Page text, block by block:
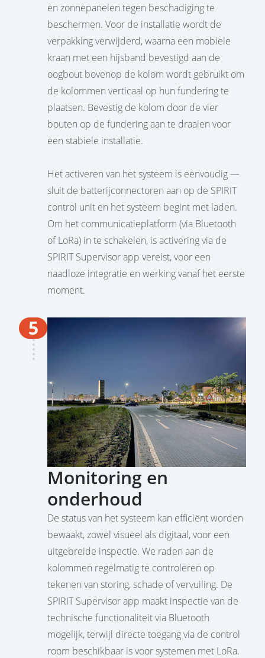
en zonnepanelen tegen beschadiging te
beschermen. Voor de installatie wordt de
verpakking verwijderd, waarna een mobiele
kraan met een hijsband bevestigd aan de
oogbout bovenop de kolom wordt gebruikt om
de kolommen verticaal op hun fundering te
plaatsen. Bevestig de kolom door de vier
bouten op de fundering aan te draaien voor
een stabiele installatie.
Het activeren van het systeem is eenvoudig —
sluit de batterijconnectoren aan op de SPIRIT
control unit en het systeem begint met laden.
Om het communicatieplatform (via Bluetooth
of LoRa) in te schakelen, is activering via de
SPIRIT Supervisor app vereist, voor een
naadloze integratie en werking vanaf het eerste
moment.
Monitoring en
onderhoud
De status van het systeem kan efficiënt worden
bewaakt, zowel visueel als digitaal, voor een
uitgebreide inspectie. We raden aan de
kolommen regelmatig te controleren op
tekenen van storing, schade of vervuiling. De
SPIRIT Supervisor app maakt inspectie van de
technische functionaliteit via Bluetooth
mogelijk, terwijl directe toegang via de control
room beschikbaar is voor systemen met LoRa.
5